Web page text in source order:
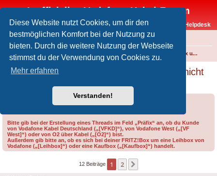
Diese Website nutzt Cookies, um dir den
bestmöglichen Komfort bei der Nutzung zu
bieten. Durch die weitere Nutzung der Webseite
stimmst du der Verwendung von Cookies zu.
Mehr erfahren
Verstanden!
Inoffizielles Vodafone-Kabel-Forum
Vodafone-Kabel-Helpdesk
FAQ
Foren-Übersicht FRITZ!Box und weitere Produkte von FRITZ! (ehem. AVM)
[VF West][Leihbox] FRITZ!Box 6591 viele nicht
Bitte gib bei der Erstellung eines Threads im Feld „Präfix“ an, ob du Kunde
von Vodafone Kabel Deutschland („[VFKD]“), von Vodafone West („[VF
West]“) oder von O2 über Kabel („[O2]“) bist.
Außerdem gib bitte an, ob es sich bei deiner FRITZ!Box um eine Leihbox von
Vodafone („[Leihbox]“) oder eine Kaufbox („[Kaufbox]“) handelt.
12 Beiträge 1 2